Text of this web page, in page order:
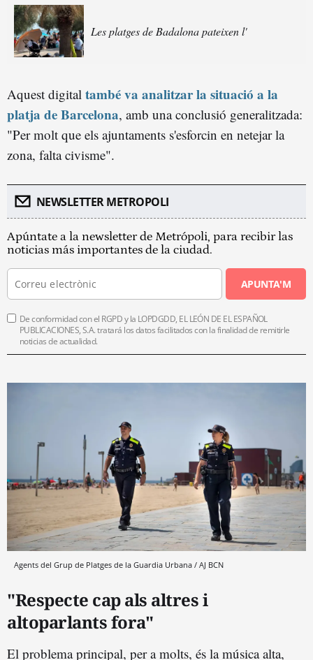
Les platges de Badalona pateixen l'
Aquest digital també va analitzar la situació a la
platja de Barcelona, amb una conclusió generalitzada:
"Per molt que els ajuntaments s'esforcin en netejar la
zona, falta civisme".
NEWSLETTER METROPOLI
Apúntate a la newsletter de Metrópoli, para recibir las
noticias más importantes de la ciudad.
APUNTA'M
De conformidad con el RGPD y la LOPDGDD, EL LEÓN DE EL ESPAÑOL
PUBLICACIONES, S.A. tratará los datos facilitados con la finalidad de remitirle
noticias de actualidad.
Agents del Grup de Platges de la Guardia Urbana / AJ BCN
"Respecte cap als altres i
altoparlants fora"
El problema principal, per a molts, és la música alta,